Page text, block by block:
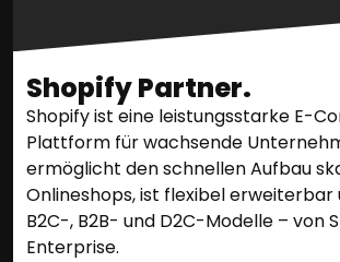
Shopify Partner.
Shopify ist eine leistungsstarke E-
Plattform für wachsende
ermöglicht den schnellen Aufbau
Onlineshops, ist flexibel erweiterbar
B2C-, B2B- und D2C-Modelle – von
Enterprise.